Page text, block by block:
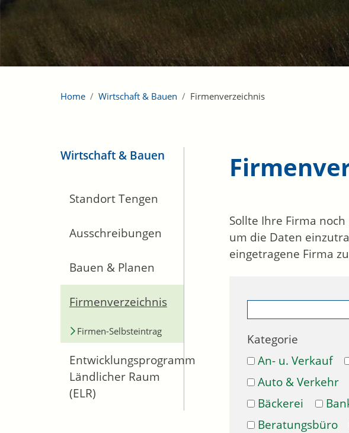
Home Wirtschaft & Bauen Firmenverzeichnis
Wirtschaft & Bauen
Standort Tengen
Ausschreibungen
Bauen & Planen
Firmenverzeichnis
Firmen-Selbsteintrag
Entwicklungsprogramm
Ländlicher Raum
(ELR)
Sollte Ihre Firma
um die Daten
eingetragene Firma
Kategorie
An- u. Verkauf
Auto & Verkehr
Bäckerei
Beratungsbüro